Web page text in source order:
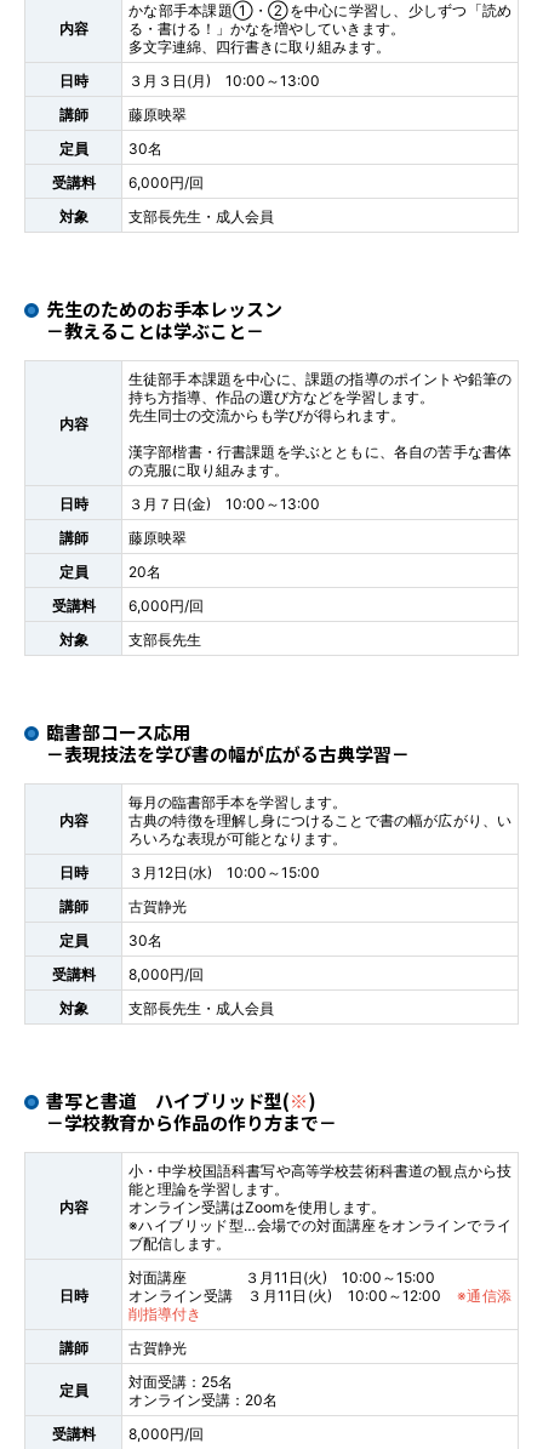
内容
かな部手本課題①・②を中心に学習し、少しずつ「読め
る・書ける！」かなを増やしていきます。
多文字連綿、四行書きに取り組みます。
日時
３月３日(月) 10:00～13:00
講師
藤原映翠
定員
30名
受講料
6,000円/回
対象
支部長先生・成人会員
先生のためのお手本レッスン
－教えることは学ぶこと－
内容
生徒部手本課題を中心に、課題の指導のポイントや鉛筆の
持ち方指導、作品の選び方などを学習します。
先生同士の交流からも学びが得られます。
漢字部楷書・行書課題を学ぶとともに、各自の苦手な書体
の克服に取り組みます。
日時
３月７日(金) 10:00～13:00
講師
藤原映翠
定員
20名
受講料
6,000円/回
対象
支部長先生
臨書部コース応用
－表現技法を学び書の幅が広がる古典学習－
内容
毎月の臨書部手本を学習します。
古典の特徴を理解し身につけることで書の幅が広がり、い
ろいろな表現が可能となります。
日時
３月12日(水) 10:00～15:00
講師
古賀静光
定員
30名
受講料
8,000円/回
対象
支部長先生・成人会員
書写と書道 ハイブリッド型(※)
－学校教育から作品の作り方まで－
内容
小・中学校国語科書写や高等学校芸術科書道の観点から技
能と理論を学習します。
オンライン受講はZoomを使用します。
※ハイブリッド型…会場での対面講座をオンラインでライ
ブ配信します。
日時
対面講座 ３月11日(火) 10:00～15:00
オンライン受講 ３月11日(火) 10:00～12:00※通信添
削指導付き
講師
古賀静光
定員
対面受講：25名
オンライン受講：20名
受講料
8,000円/回